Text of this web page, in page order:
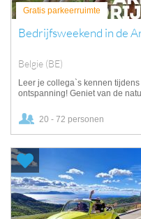
Gratis parkeerruimte
Bedrijfsweekend in de
Belgie (BE)
Leer je collega`s kennen
ontspanning! Geniet van de
20 - 72 personen